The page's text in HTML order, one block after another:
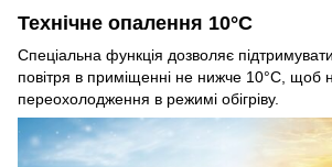
Технічне опалення 10°С
Спеціальна функція дозволяє
повітря в приміщенні не нижче 10°С, щоб
переохолодження в режимі обігріву.